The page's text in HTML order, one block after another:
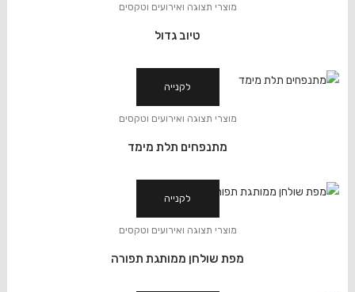
מוצרי תצוגה ואירועים וטקסים
טיוב גדול
לקנייה
מוצרי תצוגה ואירועים וטקסים
מתנפחים תלת מימד
לקנייה
מוצרי תצוגה ואירועים וטקסים
מפת שולחן ממותגת תפורה